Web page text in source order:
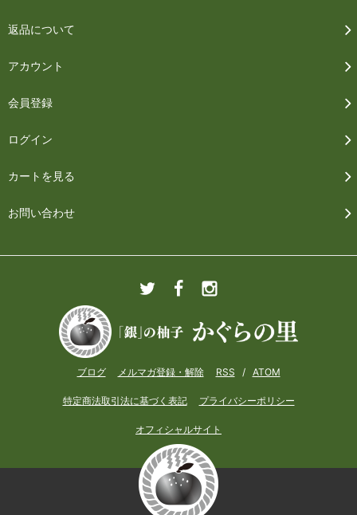
返品について
アカウント
会員登録
ログイン
カートを見る
お問い合わせ
ブログ メルマガ登録・解除 RSS / ATOM
特定商法取引法に基づく表記 プライバシーポリシー
オフィシャルサイト